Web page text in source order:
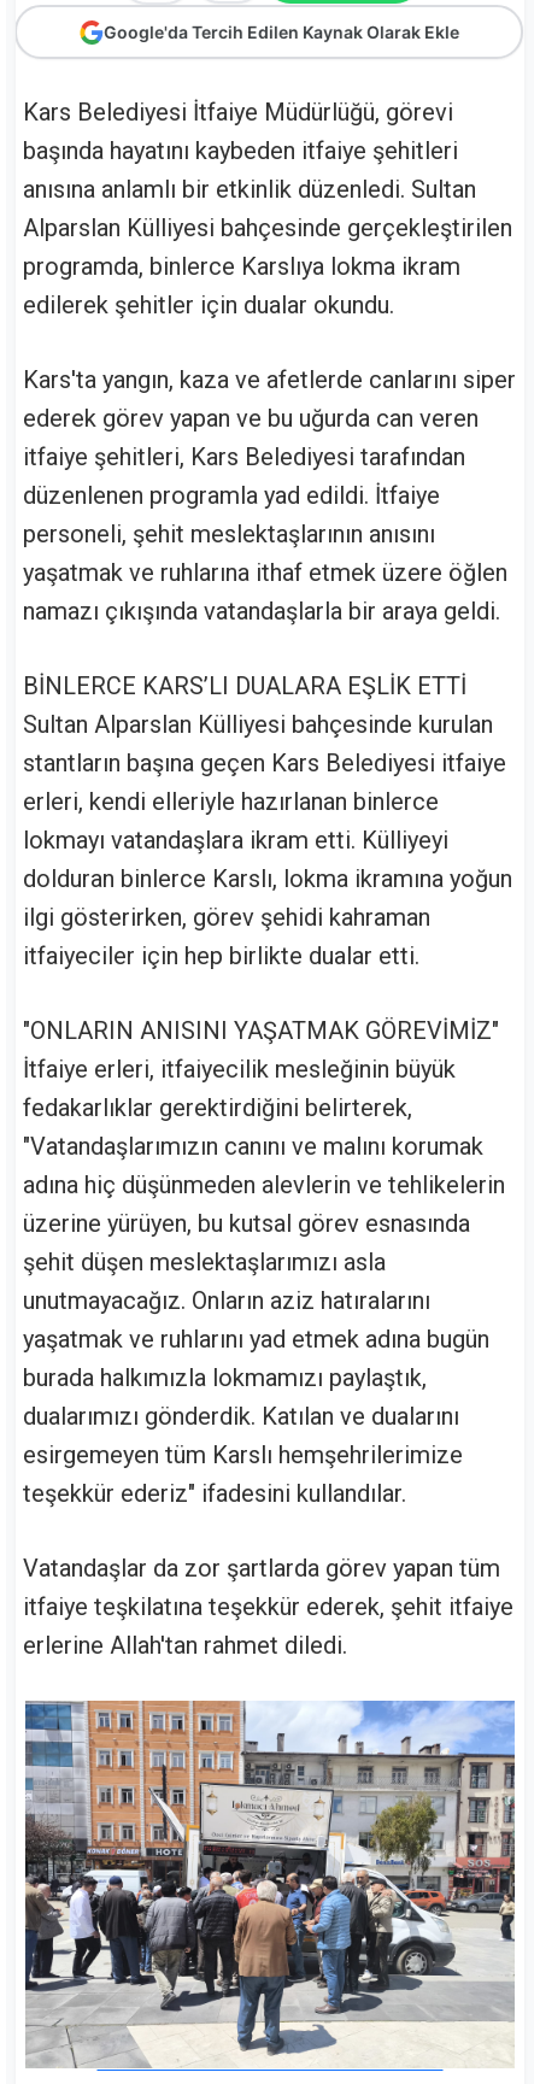
Google'da Tercih Edilen Kaynak Olarak Ekle
Kars Belediyesi İtfaiye Müdürlüğü, görevi
başında hayatını kaybeden itfaiye şehitleri
anısına anlamlı bir etkinlik düzenledi. Sultan
Alparslan Külliyesi bahçesinde gerçekleştirilen
programda, binlerce Karslıya lokma ikram
edilerek şehitler için dualar okundu.
Kars'ta yangın, kaza ve afetlerde canlarını siper
ederek görev yapan ve bu uğurda can veren
itfaiye şehitleri, Kars Belediyesi tarafından
düzenlenen programla yad edildi. İtfaiye
personeli, şehit meslektaşlarının anısını
yaşatmak ve ruhlarına ithaf etmek üzere öğlen
namazı çıkışında vatandaşlarla bir araya geldi.
BİNLERCE KARS’LI DUALARA EŞLİK ETTİ
Sultan Alparslan Külliyesi bahçesinde kurulan
stantların başına geçen Kars Belediyesi itfaiye
erleri, kendi elleriyle hazırlanan binlerce
lokmayı vatandaşlara ikram etti. Külliyeyi
dolduran binlerce Karslı, lokma ikramına yoğun
ilgi gösterirken, görev şehidi kahraman
itfaiyeciler için hep birlikte dualar etti.
"ONLARIN ANISINI YAŞATMAK GÖREVİMİZ"
İtfaiye erleri, itfaiyecilik mesleğinin büyük
fedakarlıklar gerektirdiğini belirterek,
"Vatandaşlarımızın canını ve malını korumak
adına hiç düşünmeden alevlerin ve tehlikelerin
üzerine yürüyen, bu kutsal görev esnasında
şehit düşen meslektaşlarımızı asla
unutmayacağız. Onların aziz hatıralarını
yaşatmak ve ruhlarını yad etmek adına bugün
burada halkımızla lokmamızı paylaştık,
dualarımızı gönderdik. Katılan ve dualarını
esirgemeyen tüm Karslı hemşehrilerimize
teşekkür ederiz" ifadesini kullandılar.
Vatandaşlar da zor şartlarda görev yapan tüm
itfaiye teşkilatına teşekkür ederek, şehit itfaiye
erlerine Allah'tan rahmet diledi.